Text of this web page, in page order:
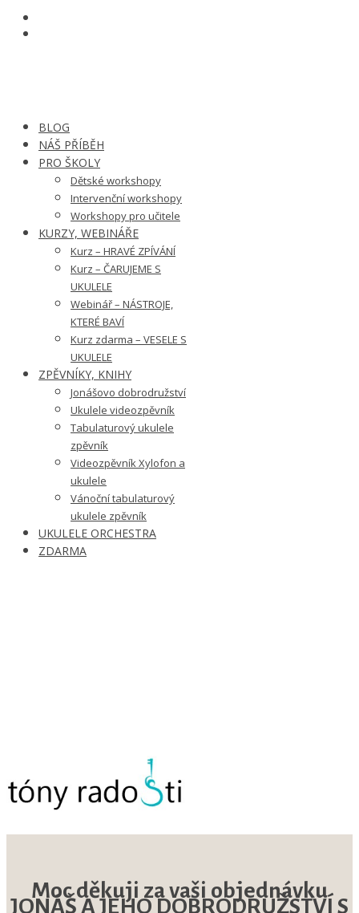
BLOG
NÁŠ PŘÍBĚH
PRO ŠKOLY
Dětské workshopy
Intervenční workshopy
Workshopy pro učitele
KURZY, WEBINÁŘE
Kurz – HRAVÉ ZPÍVÁNÍ
Kurz – ČARUJEME S
UKULELE
Webinář – NÁSTROJE,
KTERÉ BAVÍ
Kurz zdarma – VESELE S
UKULELE
ZPĚVNÍKY, KNIHY
Jonášovo dobrodružství
Ukulele videozpěvník
Tabulaturový ukulele
zpěvník
Videozpěvník Xylofon a
ukulele
Vánoční tabulaturový
ukulele zpěvník
UKULELE ORCHESTRA
ZDARMA
Moc děkuji za vaši objednávku
JONÁŠ A JEHO DOBRODRUŽSTVÍ S